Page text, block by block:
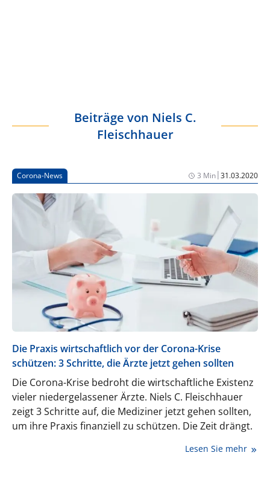
Beiträge von Niels C.
Fleischhauer
Corona-News 3 Min|31.03.2020
Die Praxis wirtschaftlich vor der Corona-Krise
schützen: 3 Schritte, die Ärzte jetzt gehen sollten
Die Corona-Krise bedroht die wirtschaftliche Existenz
vieler niedergelassener Ärzte. Niels C. Fleischhauer
zeigt 3 Schritte auf, die Mediziner jetzt gehen sollten,
um ihre Praxis finanziell zu schützen. Die Zeit drängt.
Lesen Sie mehr